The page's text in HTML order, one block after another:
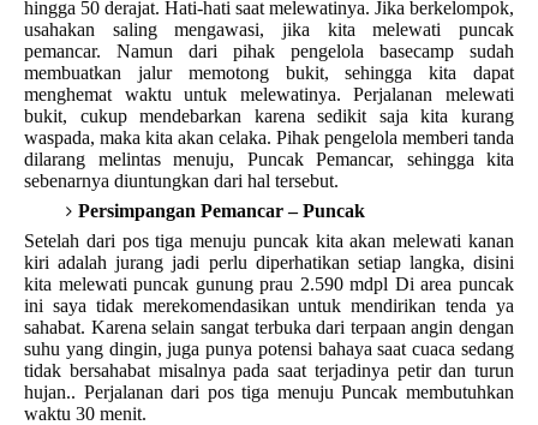
hingga 50 derajat. Hati-hati saat melewatinya. Jika berkelompok,
usahakan saling mengawasi, jika kita melewati puncak
pemancar. Namun dari pihak pengelola basecamp sudah
membuatkan jalur memotong bukit, sehingga kita dapat
menghemat waktu untuk melewatinya. Perjalanan melewati
bukit, cukup mendebarkan karena sedikit saja kita kurang
waspada, maka kita akan celaka. Pihak pengelola memberi tanda
dilarang melintas menuju, Puncak Pemancar, sehingga kita
sebenarnya diuntungkan dari hal tersebut.
Persimpangan Pemancar – Puncak
Setelah dari pos tiga menuju puncak kita akan melewati kanan
kiri adalah jurang jadi perlu diperhatikan setiap langka, disini
kita melewati puncak gunung prau 2.590 mdpl Di area puncak
ini saya tidak merekomendasikan untuk mendirikan tenda ya
sahabat. Karena selain sangat terbuka dari terpaan angin dengan
suhu yang dingin, juga punya potensi bahaya saat cuaca sedang
tidak bersahabat misalnya pada saat terjadinya petir dan turun
hujan.. Perjalanan dari pos tiga menuju Puncak membutuhkan
waktu 30 menit.